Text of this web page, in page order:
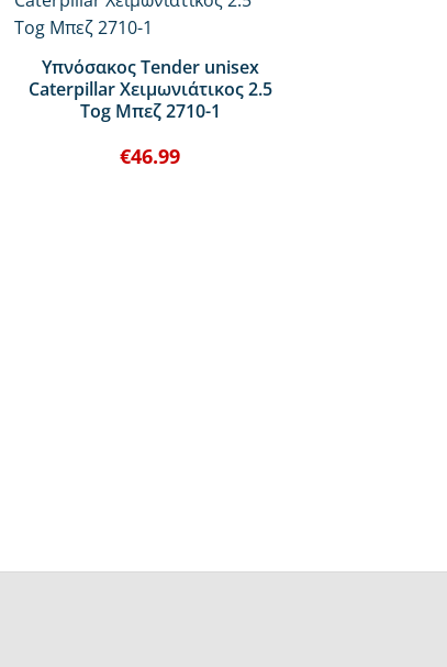
Υπνόσακος Tender unisex
Caterpillar Χειμωνιάτικος 2.5
Tog Μπεζ 2710-1
€46.99